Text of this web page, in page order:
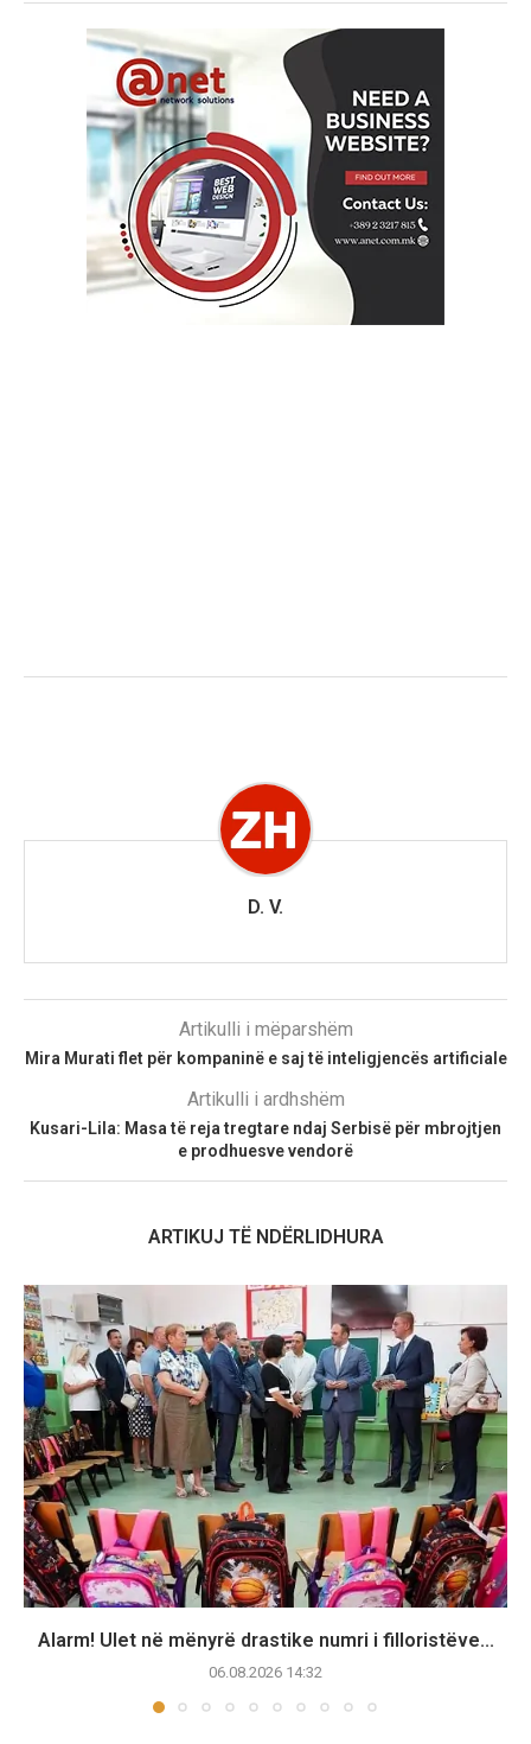
D. V.
Artikulli i mëparshëm
Mira Murati flet për kompaninë e saj të inteligjencës artificiale
Artikulli i ardhshëm
Kusari-Lila: Masa të reja tregtare ndaj Serbisë për mbrojtjen
e prodhuesve vendorë
ARTIKUJ TË NDËRLIDHURA
Alarm! Ulet në mënyrë drastike numri i filloristëve...
06.08.2026 14:32